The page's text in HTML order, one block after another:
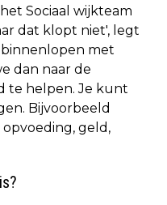
Sociaal wijkteam
dat klopt niet', legt
met
dan naar de
te helpen. Je kunt
Bijvoorbeeld
geld,